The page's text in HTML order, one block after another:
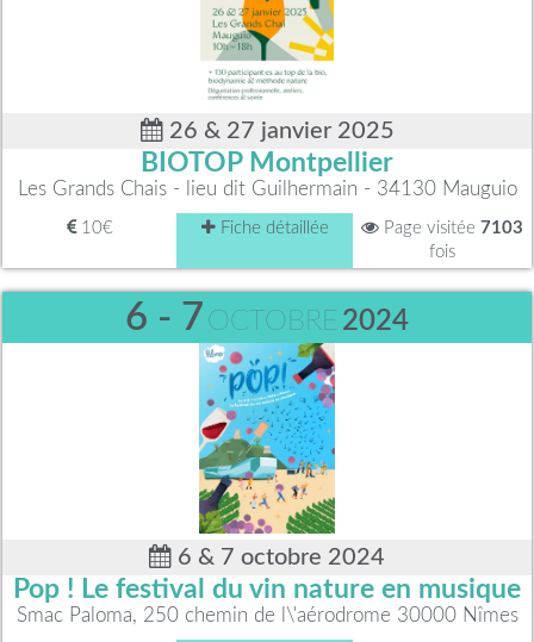
26 & 27 janvier 2025
BIOTOP Montpellier
Les Grands Chais - lieu dit Guilhermain - 34130 Mauguio
10€ Fiche détaillée Page visitée 7103
fois
6 - 7 OCTOBRE 2024
6 & 7 octobre 2024
Pop ! Le festival du vin nature en musique
Smac Paloma, 250 chemin de l\'aérodrome 30000 Nîmes